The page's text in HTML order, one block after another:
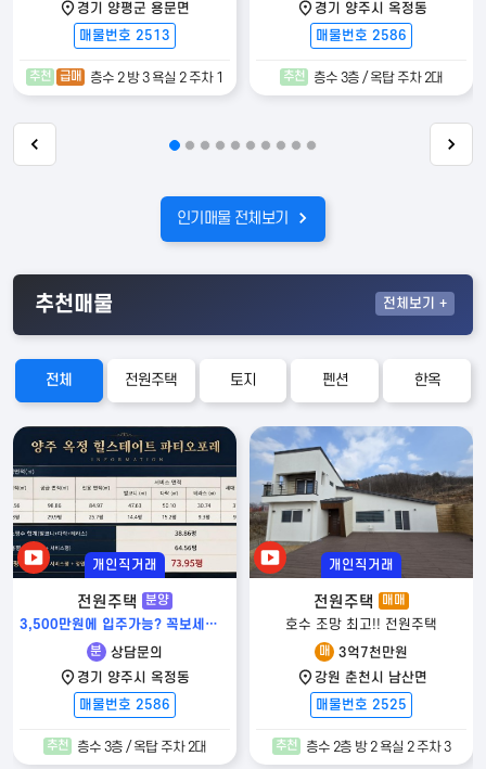
경기 양평군 용문면
매물번호 2513
추천 급매 층수 2 방 3 욕실 2 주차 1
경기 양주시 옥정동
매물번호 2586
추천 층수 3층 / 옥탑 주차 2대
인기매물 전체보기
추천매물 전체 보기 +
전체 전원주택 토지 펜션 한옥
개인직거래
전원주택 분양
3,500만원에 입주가능? 꼭보세요! 저도 놀랐습니다! 양주 힐스테이트 파티오포레
분 상담문의
경기 양주시 옥정동
매물번호 2586
추천 층수 3층 / 옥탑 주차 2대
개인직거래
전원주택 매매
호수 조망 최고!! 전원주택
매
3억7천만원
강원 춘천시 남산면
매물번호 2525
추천 층수 2층 방 2 욕실 2 주차 3